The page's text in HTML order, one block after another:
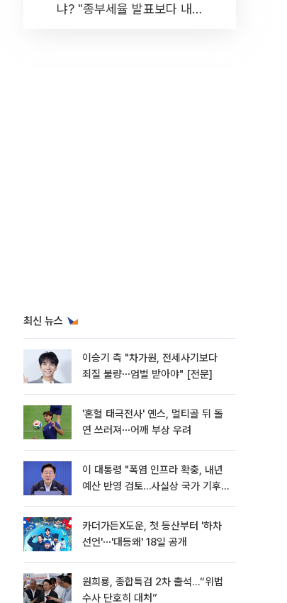
냐? "종부세율 발표보다 내릴
최신 뉴스
이승기 측 "차가원, 전세사기보다
죄질 불량⋯엄벌 받아야" [전문]
'혼혈 태극전사' 옌스, 멀티골 뒤 돌
연 쓰러져⋯어깨 부상 우려
이 대통령 "폭염 인프라 확충, 내년
예산 반영 검토…사실상 국가 기후
카더가든X도운, 첫 등산부터 '하차
선언'⋯'대등왜' 18일 공개
원희룡, 종합특검 2차 출석…“위법
수사 단호히 대처”